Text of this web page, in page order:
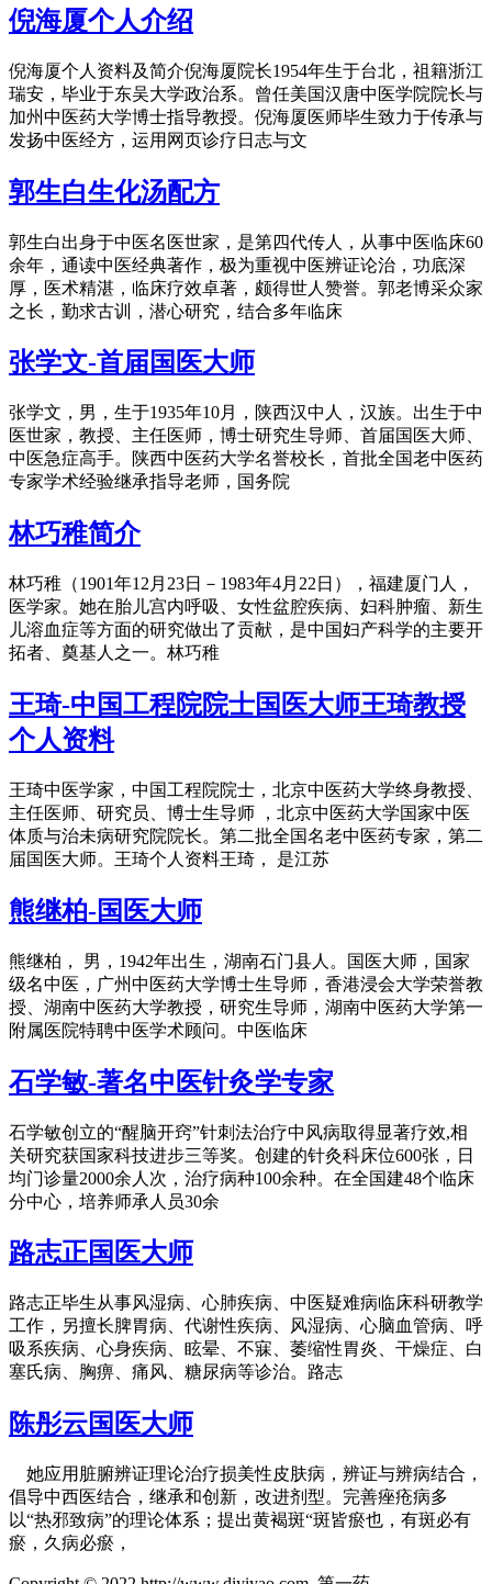
倪海厦个人介绍
倪海厦个人资料及简介倪海厦院长1954年生于台北，祖籍浙江
瑞安，毕业于东吴大学政治系。曾任美国汉唐中医学院院长与
加州中医药大学博士指导教授。倪海厦医师毕生致力于传承与
发扬中医经方，运用网页诊疗日志与文
郭生白生化汤配方
郭生白出身于中医名医世家，是第四代传人，从事中医临床60
余年，通读中医经典著作，极为重视中医辨证论治，功底深
厚，医术精湛，临床疗效卓著，颇得世人赞誉。郭老博采众家
之长，勤求古训，潜心研究，结合多年临床
张学文-首届国医大师
张学文，男，生于1935年10月，陕西汉中人，汉族。出生于中
医世家，教授、主任医师，博士研究生导师、首届国医大师、
中医急症高手。陕西中医药大学名誉校长，首批全国老中医药
专家学术经验继承指导老师，国务院
林巧稚简介
林巧稚（1901年12月23日－1983年4月22日），福建厦门人，
医学家。她在胎儿宫内呼吸、女性盆腔疾病、妇科肿瘤、新生
儿溶血症等方面的研究做出了贡献，是中国妇产科学的主要开
拓者、奠基人之一。林巧稚
王琦-中国工程院院士国医大师王琦教授
个人资料
王琦中医学家，中国工程院院士，北京中医药大学终身教授、
主任医师、研究员、博士生导师 ，北京中医药大学国家中医
体质与治未病研究院院长。第二批全国名老中医药专家，第二
届国医大师。王琦个人资料王琦， 是江苏
熊继柏-国医大师
熊继柏， 男，1942年出生，湖南石门县人。国医大师，国家
级名中医，广州中医药大学博士生导师，香港浸会大学荣誉教
授、湖南中医药大学教授，研究生导师，湖南中医药大学第一
附属医院特聘中医学术顾问。中医临床
石学敏-著名中医针灸学专家
石学敏创立的“醒脑开窍”针刺法治疗中风病取得显著疗效,相
关研究获国家科技进步三等奖。创建的针灸科床位600张，日
均门诊量2000余人次，治疗病种100余种。在全国建48个临床
分中心，培养师承人员30余
路志正国医大师
路志正毕生从事风湿病、心肺疾病、中医疑难病临床科研教学
工作，另擅长脾胃病、代谢性疾病、风湿病、心脑血管病、呼
吸系疾病、心身疾病、眩晕、不寐、萎缩性胃炎、干燥症、白
塞氏病、胸痹、痛风、糖尿病等诊治。路志
陈彤云国医大师
她应用脏腑辨证理论治疗损美性皮肤病，辨证与辨病结合，
倡导中西医结合，继承和创新，改进剂型。完善痤疮病多
以“热邪致病”的理论体系；提出黄褐斑“斑皆瘀也，有斑必有
瘀，久病必瘀，